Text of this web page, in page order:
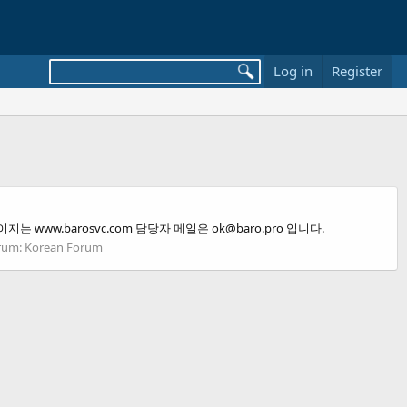
Log in Register
지는 www.barosvc.com 담당자 메일은 ok@baro.pro 입니다.
Korean Forum